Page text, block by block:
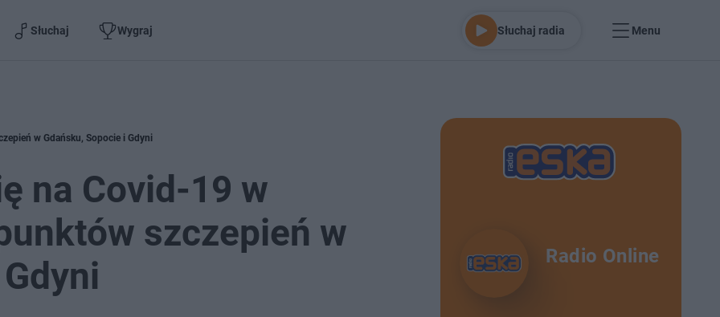
Słuchaj Wygraj Słuchaj radia Menu
w Gdańsku, Sopocie i Gdyni
na Covid-19 w
szczepień w
Radio Online